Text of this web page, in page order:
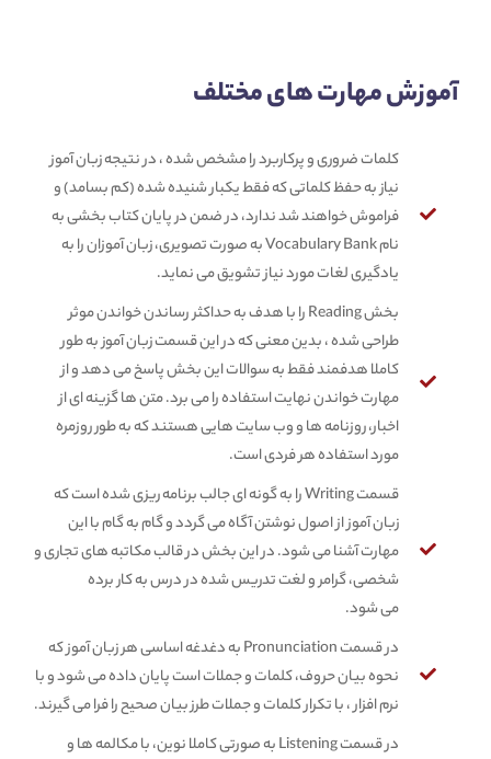
آموزش مهارت های مختلف
کلمات ضروری و پرکاربرد را مشخص شده ، در نتیجه زبان آموز
نیاز به حفظ کلماتی که فقط یکبار شنیده شده (کم بسامد) و
فراموش خواهند شد ندارد، در ضمن در پایان کتاب بخشی به
نام Vocabulary Bank به صورت تصویری، زبان آموزان را به
یادگیری لغات مورد نیاز تشویق می نماید.
بخش Reading را با هدف به حداکثر رساندن خواندن موثر
طراحی شده ، بدین معنی که در این قسمت زبان آموز به طور
کاملا هدفمند فقط به سوالات این بخش پاسخ می دهد و از
مهارت خواندن نهایت استفاده را می برد. متن ها گزینه ای از
اخبار، روزنامه ها و وب سایت هایی هستند که به طور روزمره
مورد استفاده هر فردی است.
قسمت Writing را به گونه ای جالب برنامه ریزی شده است که
زبان آموز از اصول نوشتن آگاه می گردد و گام به گام با این
مهارت آشنا می شود. در این بخش در قالب مکاتبه های تجاری و
شخصی، گرامر و لغت تدریس شده در درس به کار برده
می شود.
در قسمت Pronunciation به دغدغه اساسی هر زبان آموز که
نحوه بیان حروف، کلمات و جملات است پایان داده می شود و با
نرم افزار ، با تکرار کلمات و جملات طرز بیان صحیح را فرا می گیرند.
در قسمت Listening به صورتی کاملا نوین، با مکالمه ها و